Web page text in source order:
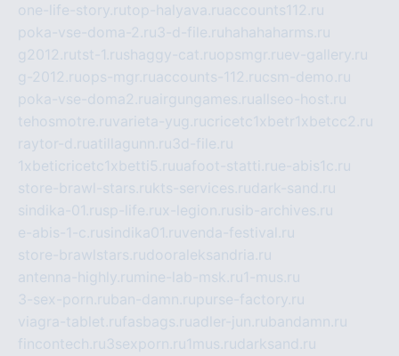
one-life-story.rutop-halyava.ruaccounts112.ru
poka-vse-doma-2.ru3-d-file.ru hahahaharms.ru
g2012.rutst-1.rushaggy-cat.ruopsmgr.ruev-gallery.ru
g-2012.ruops-mgr.ruaccounts-112.rucsm-demo.ru
poka-vse-doma2.ruairgungames.ruallseo-host.ru
tehosmotre.ruvarieta-yug.rucricetc1xbetr1xbetcc2.ru
raytor-d.ruatillagunn.ru3d-file.ru
1xbeticricetc1xbetti5.ruuafoot-statti.rue-abis1c.ru
store-brawl-stars.rukts-services.rudark-sand.ru
sindika-01.rusp-life.rux-legion.rusib-archives.ru
e-abis-1-c.rusindika01.ruvenda-festival.ru
store-brawlstars.rudooraleksandria.ru
antenna-highly.ru mine-lab-msk.ru1-mus.ru
3-sex-porn.ruban-damn.rupurse-factory.ru
viagra-tablet.rufasbags.ruadler-jun.rubandamn.ru
fincontech.ru3sexporn.ru1mus.rudarksand.ru